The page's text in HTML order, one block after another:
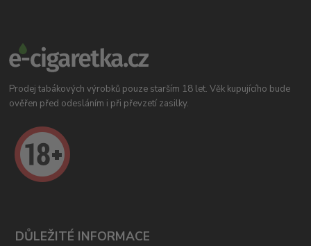
Prodej tabákových výrobků pouze starším 18 let. Věk kupujícího bude
ověřen před odesláním i při převzetí zasilky.
DŮLEŽITÉ INFORMACE